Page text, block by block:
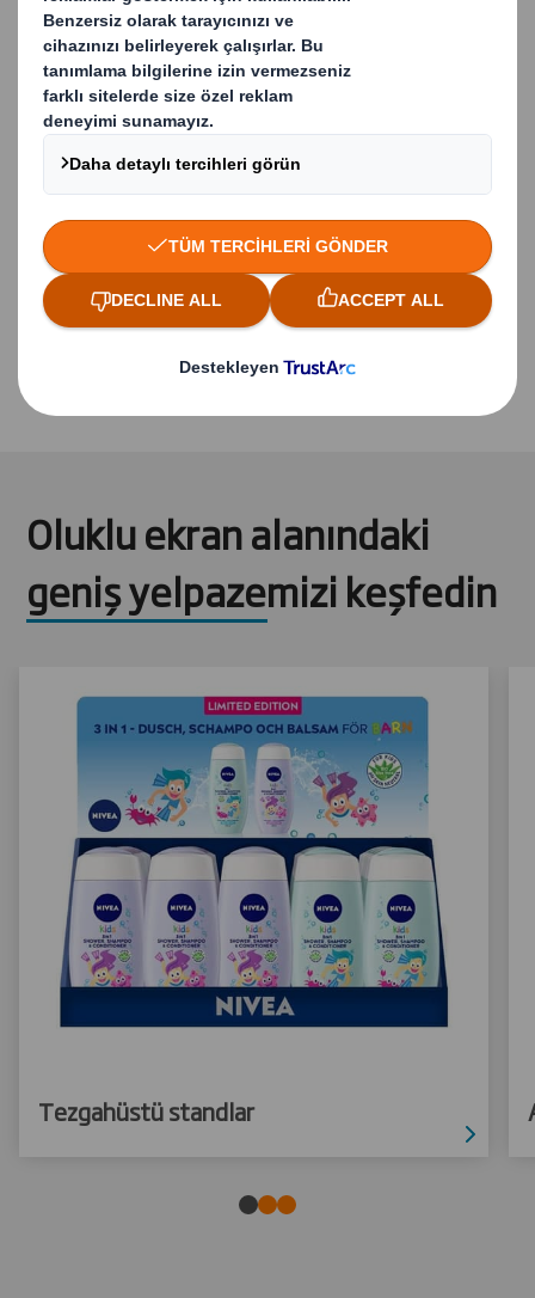
Önemli faydaları ve markalı mesajları etkili bir
şekilde iletin
Raf alanını koruyun ve segmentasyonu
sağlayın
Çevre dostu - %100 geri dönüştürülebilir ve
yenilenebilir kaynaklardan üretilmiştir
Ürünler tedarik zincirinde ve rafta kolayca
tanımlanabilir
Yüksek istiflenme direnci – yük taşıma
gereksinimine göre özelleştirilebilir
mükemmel çalışacak şekilde tasarlanmıştır
Oluklu ekran alanındaki
geniş yelpazemizi keşfedin
Tezgahüstü standlar